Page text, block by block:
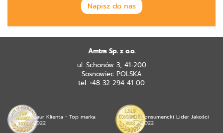
Napisz do nas
Amtra Sp. z o.o.
ul. Schonów 3, 41-200
Sosnowiec POLSKA
tel. +48 32 294 41 00
Laur Klienta - Top marka
2022
Konsumencki Lider Jakości
2022